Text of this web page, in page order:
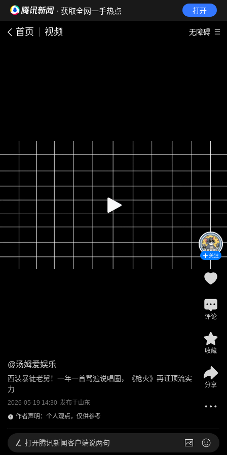
· 获取全网一手热点 打开
首页 视频 无障碍
@汤姆爱娱乐
西装暴徒老舅！一年一首骂遍说唱圈，《枪火》再证顶流实
力
2026-05-19 14:30 发布于山东
作者声明：个人观点，仅供参考
关注
评论
收藏
分享
打开腾讯新闻客户端说两句